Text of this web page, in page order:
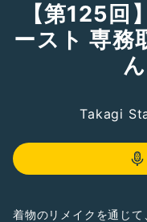
【第125回
ースト 専務
Takagi
着物のリメイクを通じ